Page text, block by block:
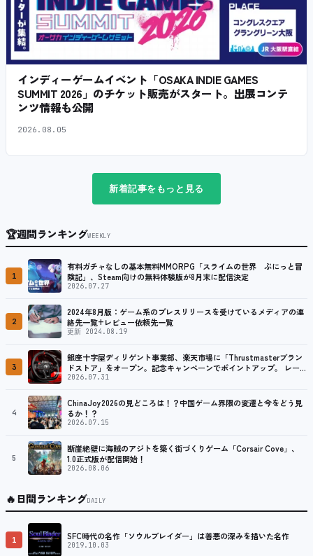
インディーゲームイベント「OSAKA INDIE GAMES
SUMMIT 2026」のチケット販売がスタート。出展コンテ
ンツ情報も公開
2026.08.05
新着記事をもっと見る
🏆週間ランキングWEEKLY
1
有料ガチャなしの基本無料MMORPG「スライムの世界 ぷにっと冒
険記」、Steam向けの無料体験版が8月末に配信決定
2026.07.27
2
2024年8月版：ゲーム系のプレスリリースを受けているメディアの連
絡先一覧+レビュー依頼先一覧
更新 2024.08.19
3
銀座十字屋ディリゲント事業部、楽天市場に「Thrustmasterブラン
ドストア」をオープン。記念キャンペーンでポイントアップ。 レーシ
ング／フライトシム向けコントローラーを中心に、幅広くラインナッ
2026.07.31
4
ChinaJoy2026の見どころは！？中国ゲーム界隈の変遷と今をどう見
るか！？
2026.07.15
5
断崖絶壁に海賊のアジトを築く街づくりゲーム「Corsair Cove」、
1.0正式版が配信開始！
2026.08.06
🔥日間ランキングDAILY
1 SFC時代の名作「ソウルブレイダー」は善悪の深みを描いた名作
2019.10.03